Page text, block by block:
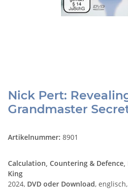
Nick Pert:
Grandmaster
Artikelnummer: 8901
Calculation, Countering &
King
2024, DVD oder Download,